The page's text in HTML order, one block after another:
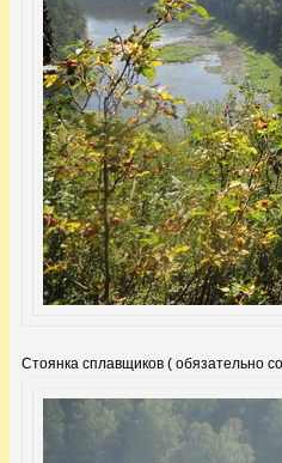
Стоянка сплавщиков ( обязательно